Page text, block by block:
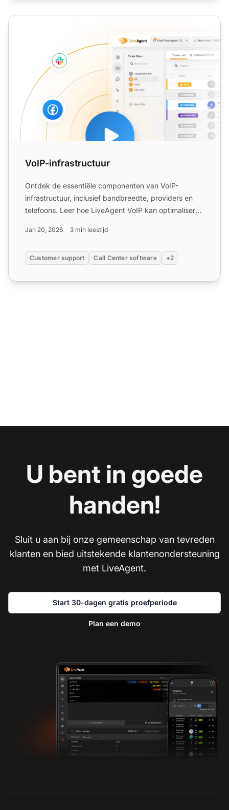
VoIP-infrastructuur
VoIP-infrastructuur
Ontdek de essentiële componenten van VoIP-
infrastructuur, inclusief bandbreedte, providers en
telefoons. Leer hoe LiveAgent VoIP kan optimaliseren
Jan 20, 2026 3 min leestijd
Customer support Call Center software +2
U bent in goede
handen!
Sluit u aan bij onze gemeenschap van tevreden
klanten en bied uitstekende klantenondersteuning
met LiveAgent.
Start 30-dagen gratis proefperiode
Plan een demo